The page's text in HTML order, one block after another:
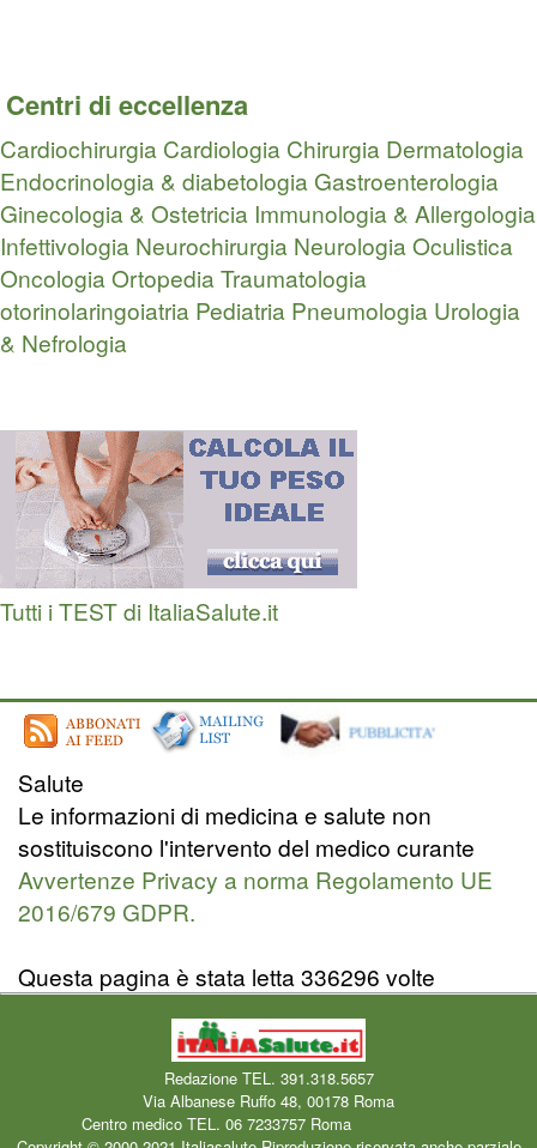
Centri di eccellenza
Cardiochirurgia Cardiologia Chirurgia Dermatologia
Endocrinologia & diabetologia Gastroenterologia
Ginecologia & Ostetricia Immunologia & Allergologia
Infettivologia Neurochirurgia NeurologiaOculistica
OncologiaOrtopedia Traumatologia
otorinolaringoiatria Pediatria Pneumologia Urologia
& Nefrologia
Tutti i TEST di ItaliaSalute.it
Salute
Le informazioni di medicina e salute non
sostituiscono l'intervento del medico curante
Avvertenze Privacy a norma Regolamento UE
2016/679 GDPR.
Questa pagina è stata letta 336296 volte
Redazione TEL. 391.318.5657
Via Albanese Ruffo 48, 00178 Roma
Centro medico TEL. 06 7233757 Roma